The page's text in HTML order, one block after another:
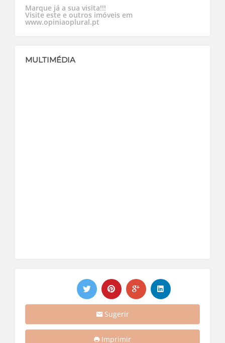
Marque já a sua visita!!!
Visite este e outros imóveis em
www.opiniaoplural.pt
MULTIMÉDIA
Sugerir
Imprimir